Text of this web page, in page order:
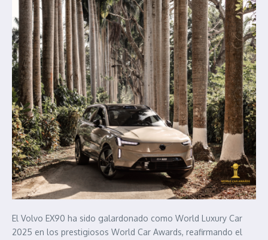
El Volvo EX90 ha sido galardonado como World Luxury Car
2025 en los prestigiosos World Car Awards, reafirmando el